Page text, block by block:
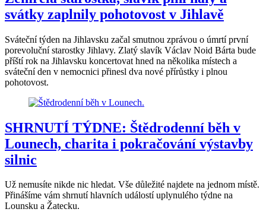
svátky zaplnily pohotovost v Jihlavě
Sváteční týden na Jihlavsku začal smutnou zprávou o úmrtí první
porevoluční starostky Jihlavy. Zlatý slavík Václav Noid Bárta bude
příští rok na Jihlavsku koncertovat hned na několika místech a
sváteční den v nemocnici přinesl dva nové přírůstky i plnou
pohotovost.
SHRNUTÍ TÝDNE: Štědrodenní běh v
Lounech, charita i pokračování výstavby
silnic
Už nemusíte nikde nic hledat. Vše důležité najdete na jednom místě.
Přinášíme vám shrnutí hlavních událostí uplynulého týdne na
Lounsku a Žatecku.